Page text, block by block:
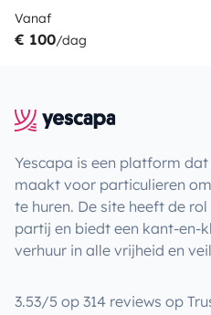
Vanaf
€ 100/dag
Yescapa is een platform
maakt voor particulieren
te huren. De site heeft de
partij en biedt een kant-en-
verhuur in alle vrijheid en
3.53/5 op 314 reviews op